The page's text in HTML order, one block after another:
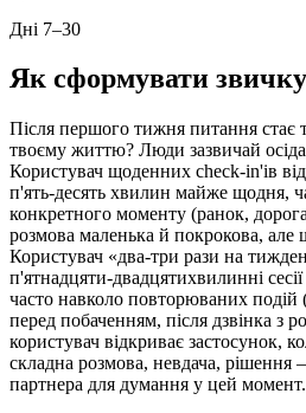
Дні 7–30
Як сформувати звичку
Після першого тижня питання стає
твоєму життю? Люди зазвичай
Користувач щоденних check-in'ів
п'ять-десять хвилин майже щодня,
конкретного моменту (ранок,
розмова маленька й покрокова, але
Користувач «два-три рази на
п'ятнадцяти-двадцятихвилинні
часто навколо повторюваних подій
перед побаченням, після дзвінка з
користувач відкриває застосунок,
складна розмова, невдача, рішення
партнера для думання у цей момент.